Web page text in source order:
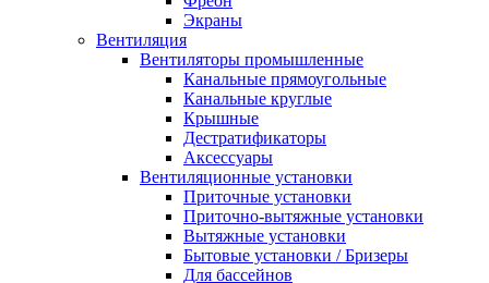
Экраны
Вентиляция
Вентиляторы промышленные
Канальные прямоугольные
Канальные круглые
Крышные
Дестратификаторы
Аксессуары
Вентиляционные установки
Приточные установки
Приточно-вытяжные установки
Вытяжные установки
Бытовые установки / Бризеры
Для бассейнов